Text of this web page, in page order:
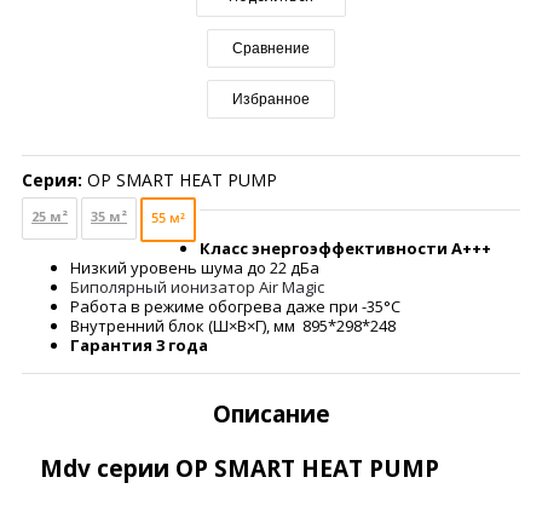
Сравнение
Избранное
Серия: OP SMART HEAT PUMP
25 м² 35 м² 55 м²
Класс энергоэффективности A+++
Низкий уровень шума до 22 дБа
Биполярный ионизатор Air Magic
Работа в режиме обогрева даже при -35°С
Внутренний блок (Ш×В×Г), мм 895*298*248
Гарантия 3 года
Описание
Mdv серии OP SMART HEAT PUMP